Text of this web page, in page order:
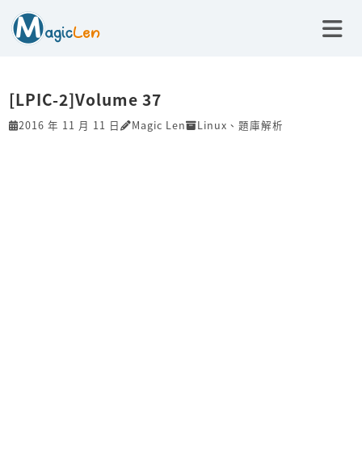
[LPIC-2]Volume 37
2016 年 11 月 11 日 Magic Len Linux 、 題庫解析